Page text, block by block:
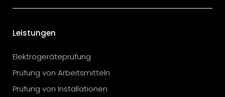
Leistungen
Elektrogeräteprüfung
Prüfung von Arbeitsmitteln
Prüfung von Installationen